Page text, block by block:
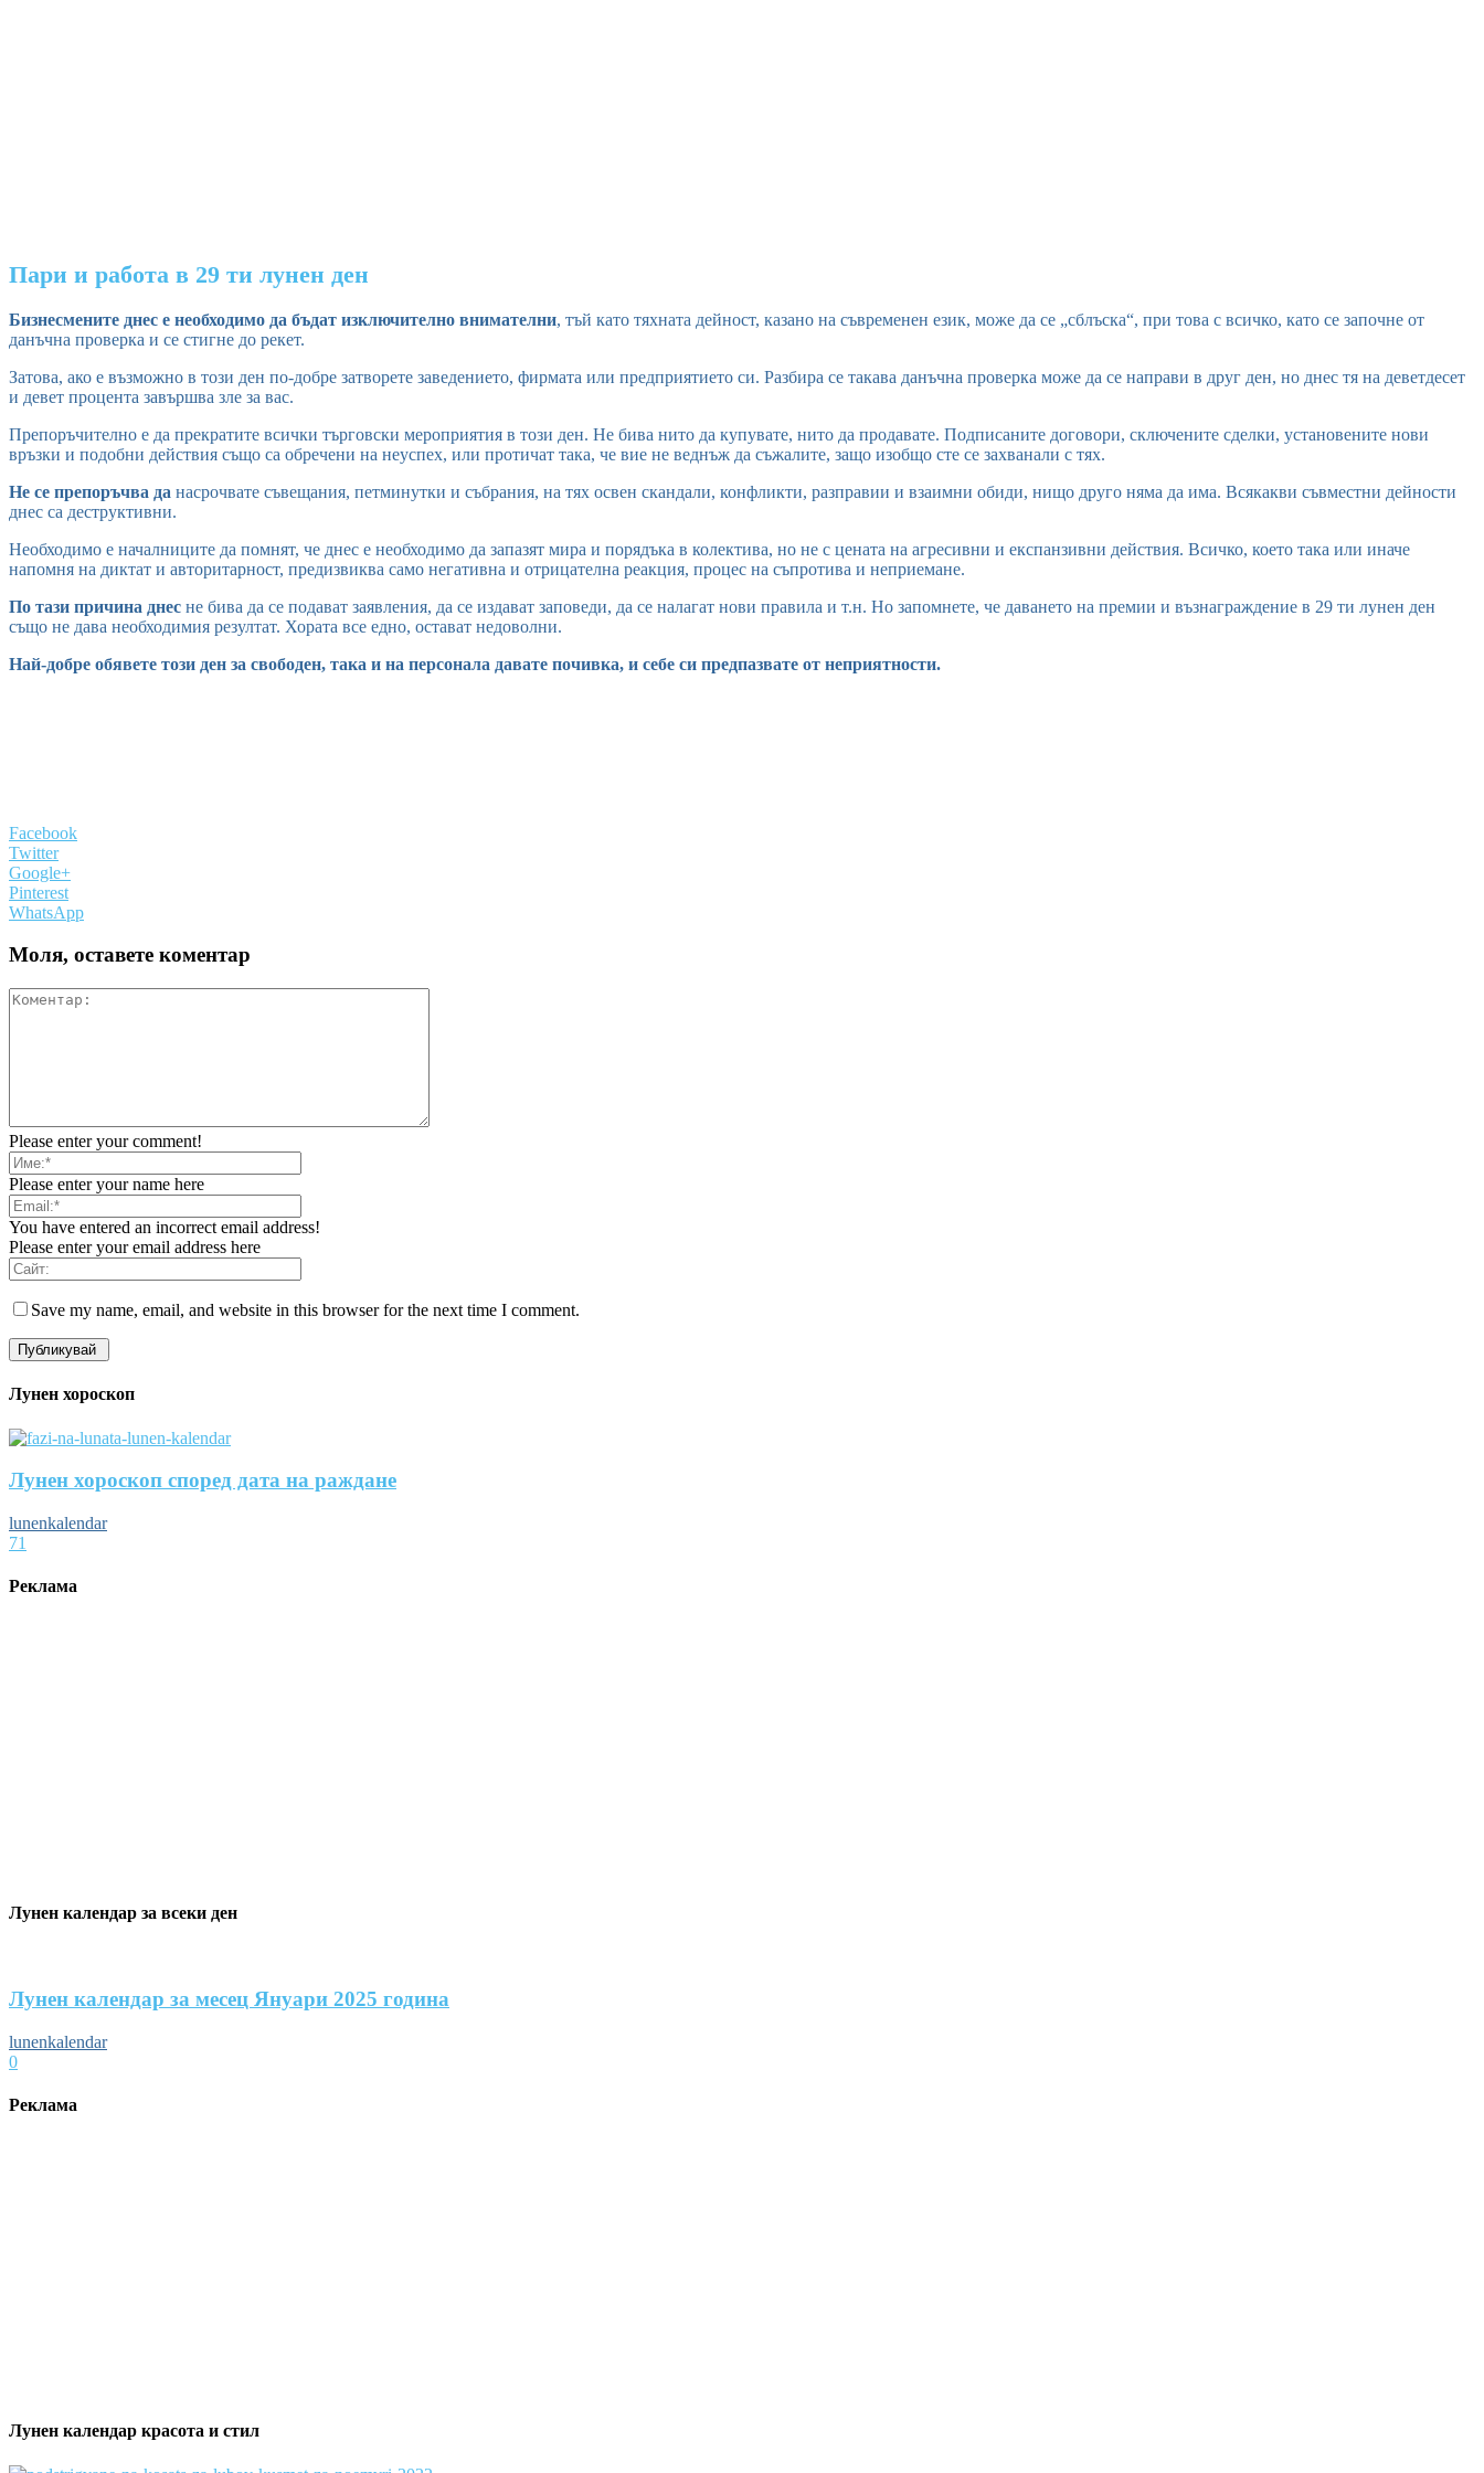
Пари и работа в 29 ти лунен ден
Бизнесмените днес е необходимо да бъдат изключително внимателни, тъй като тяхната дейност, казано на съвременен език, може да се „сблъска“, при това с всичко, като се започне от
данъчна проверка и се стигне до рекет.
Затова, ако е възможно в този ден по-добре затворете заведението, фирмата или предприятието си. Разбира се такава данъчна проверка може да се направи в друг ден, но днес тя на деветдесет
и девет процента завършва зле за вас.
Препоръчително е да прекратите всички търговски мероприятия в този ден. Не бива нито да купувате, нито да продавате. Подписаните договори, сключените сделки, установените нови
връзки и подобни действия също са обречени на неуспех, или протичат така, че вие не веднъж да съжалите, защо изобщо сте се захванали с тях.
Не се препоръчва да насрочвате съвещания, петминутки и събрания, на тях освен скандали, конфликти, разправии и взаимни обиди, нищо друго няма да има. Всякакви съвместни дейности
днес са деструктивни.
Необходимо е началниците да помнят, че днес е необходимо да запазят мира и порядъка в колектива, но не с цената на агресивни и експанзивни действия. Всичко, което така или иначе
напомня на диктат и авторитарност, предизвиква само негативна и отрицателна реакция, процес на съпротива и неприемане.
По тази причина днес не бива да се подават заявления, да се издават заповеди, да се налагат нови правила и т.н. Но запомнете, че даването на премии и възнаграждение в 29 ти лунен ден
също не дава необходимия резултат. Хората все едно, остават недоволни.
Най-добре обявете този ден за свободен, така и на персонала давате почивка, и себе си предпазвате от неприятности.
Facebook
Twitter
Google+
Pinterest
WhatsApp
Моля, оставете коментар
Please enter your comment!
Please enter your name here
You have entered an incorrect email address!
Please enter your email address here
Save my name, email, and website in this browser for the next time I comment.
Лунен хороскоп
Лунен хороскоп според дата на раждане
lunenkalendar
71
Реклама
Лунен календар за всеки ден
Лунен календар за месец Януари 2025 година
lunenkalendar
0
Реклама
Лунен календар красота и стил